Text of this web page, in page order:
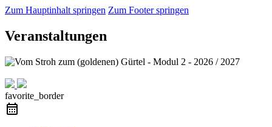
Zum Hauptinhalt springen Zum Footer springen
Veranstaltungen
favorite_border